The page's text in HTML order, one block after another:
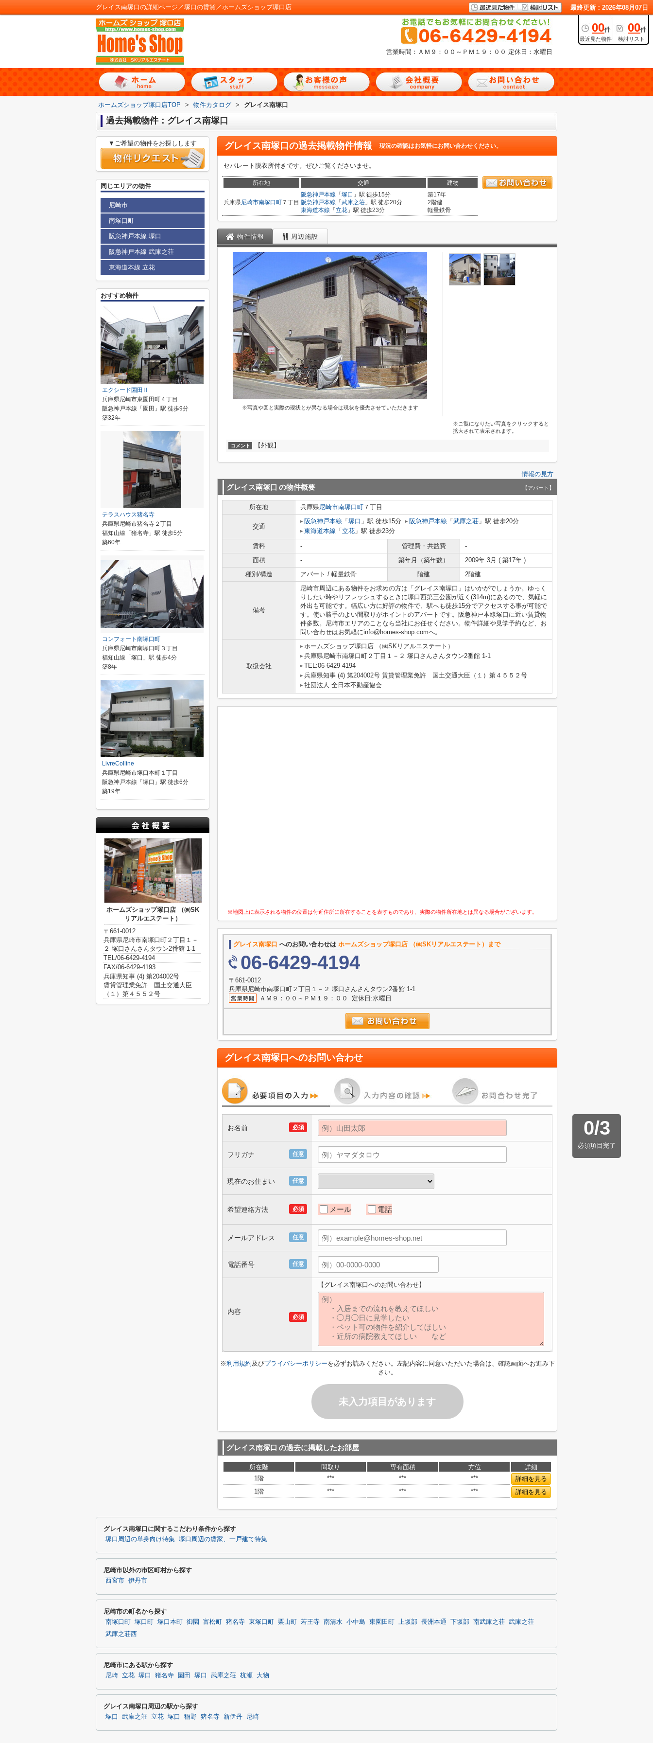
グレイス南塚口の詳細ページ／塚口の賃貸／ホームズショップ塚口店 最終更新：2026年08月07日
00件
最近見た物件
00件
検討リスト
営業時間：ＡＭ９：００～ＰＭ１９：００ 定休日：水曜日
ホームズショップ塚口店TOP > 物件カタログ > グレイス南塚口
過去掲載物件：グレイス南塚口
グレイス南塚口の過去掲載物件情報 現況の確認はお気軽にお問い合わせください。
セパレート脱衣所付きです。ぜひご覧くださいませ。
所在地 交通 建物
兵庫県尼崎市南塚口町 ７丁目
阪急神戸本線 「 塚口 」駅 徒歩15分
阪急神戸本線 「 武庫之荘 」駅 徒歩20分
東海道本線 「 立花 」駅 徒歩23分
築17年
2階建
軽量鉄骨
物件情報 周辺施設
※写真や図と実際の現状とが異なる場合は現状を優先させていただきます
※ご覧になりたい写真をクリックすると
拡大されて表示されます。
コメント 【外観】
情報の見方
グレイス南塚口 の物件概要 【アパート】
所在地 兵庫県尼崎市南塚口町 ７丁目
交通
阪急神戸本線 「 塚口 」駅 徒歩15分 阪急神戸本線 「 武庫之荘 」駅 徒歩20分
東海道本線 「 立花 」駅 徒歩23分
賃料 - 管理費・共益費
-
面積
- 築年月（築年数）
2009年 3月 ( 築17年 )
種別/構造
アパート / 軽量鉄骨 階建 2階建
備考
尼崎市周辺にある物件をお求めの方は「グレイス南塚口」はいかがでしょうか。ゆっく
りしたい時やリフレッシュするときに塚口西第三公園が近く(314m)にあるので、気軽に
外出も可能です。幅広い方に好評の物件で、駅へも徒歩15分でアクセスする事が可能で
す。使い勝手のよい間取りがポイントのアパートです。阪急神戸本線塚口に近い賃貸物
件多数。尼崎市エリアのことなら当社にお任せください。物件詳細や見学予約など、お
問い合わせはお気軽にinfo@homes-shop.comへ。
取扱会社
ホームズショップ塚口店 （㈱SKリアルエステート）
兵庫県尼崎市南塚口町２丁目１－２ 塚口さんさんタウン2番館 1-1
TEL:06-6429-4194
兵庫県知事 (4) 第204002号 賃貸管理業免許 国土交通大臣（１）第４５５２号
社団法人 全日本不動産協会
※地図上に表示される物件の位置は付近住所に所在することを表すものであり、実際の物件所在地とは異なる場合がございます。
グレイス南塚口 へのお問い合わせは ホームズショップ塚口店 （㈱SKリアルエステート）まで
06-6429-4194
〒661-0012
兵庫県尼崎市南塚口町２丁目１－２ 塚口さんさんタウン2番館 1-1
ＡＭ９：００～ＰＭ１９：００ 定休日:水曜日
グレイス南塚口へのお問い合わせ
0/3
必須項目完了
必須
お名前
任意
フリガナ
任意
現在のお住まい
必須
希望連絡方法 メール 電話
任意
メールアドレス
任意
電話番号
必須
内容
【グレイス南塚口へのお問い合わせ】
※利用規約及びプライバシーポリシーを必ずお読みください。左記内容に同意いただいた場合は、確認画面へお進み下
さい。
未入力項目があります
グレイス南塚口 の過去に掲載したお部屋
所在階 間取り 専有面積 方位
詳細
1階
*** *** ***
詳細を見る
1階
*** *** *** 詳細を見る
▼ご希望の物件をお探しします
同じエリアの物件
尼崎市
南塚口町
阪急神戸本線 塚口
阪急神戸本線 武庫之荘
東海道本線 立花
おすすめ物件
エクシード園田Ⅱ
兵庫県尼崎市東園田町４丁目
阪急神戸本線「園田」駅 徒歩9分
築32年
テラスハウス猪名寺
兵庫県尼崎市猪名寺２丁目
福知山線「猪名寺」駅 徒歩5分
築60年
コンフォート南塚口町
兵庫県尼崎市南塚口町３丁目
福知山線「塚口」駅 徒歩4分
築8年
LivreColline
兵庫県尼崎市塚口本町１丁目
阪急神戸本線「塚口」駅 徒歩6分
築19年
ホームズショップ塚口店 （㈱SK
リアルエステート）
〒661-0012
兵庫県尼崎市南塚口町２丁目１－
２ 塚口さんさんタウン2番館 1-1
TEL/06-6429-4194
FAX/06-6429-4193
兵庫県知事 (4) 第204002号
賃貸管理業免許 国土交通大臣
（１）第４５５２号
グレイス南塚口に関するこだわり条件から探す
塚口周辺の単身向け特集 塚口周辺の賃家、一戸建て特集
尼崎市以外の市区町村から探す
西宮市 伊丹市
尼崎市の町名から探す
南塚口町 塚口町 塚口本町 御園 富松町 猪名寺 東塚口町 栗山町 若王寺 南清水 小中島 東園田町 上坂部 長洲本通 下坂部 南武庫之荘 武庫之荘
武庫之荘西
尼崎市にある駅から探す
尼崎 立花 塚口 猪名寺 園田 塚口 武庫之荘 杭瀬 大物
グレイス南塚口周辺の駅から探す
塚口 武庫之荘 立花 塚口 稲野 猪名寺 新伊丹 尼崎